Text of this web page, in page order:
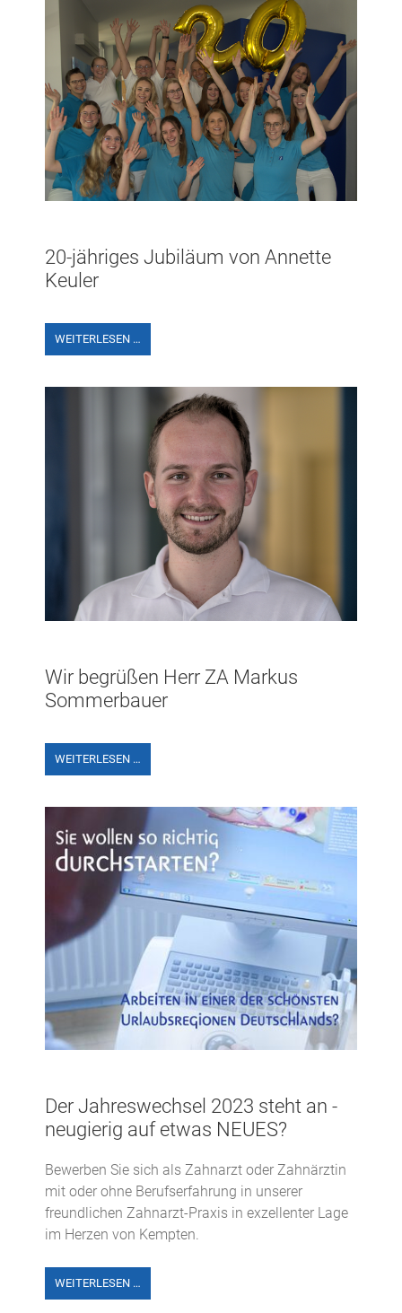
20-jähriges Jubiläum von Annette
Keuler
WEITERLESEN …
Wir begrüßen Herr ZA Markus
Sommerbauer
WEITERLESEN …
Der Jahreswechsel 2023 steht an -
neugierig auf etwas NEUES?
Bewerben Sie sich als Zahnarzt oder Zahnärztin
mit oder ohne Berufserfahrung in unserer
freundlichen Zahnarzt-Praxis in exzellenter Lage
im Herzen von Kempten.
WEITERLESEN …